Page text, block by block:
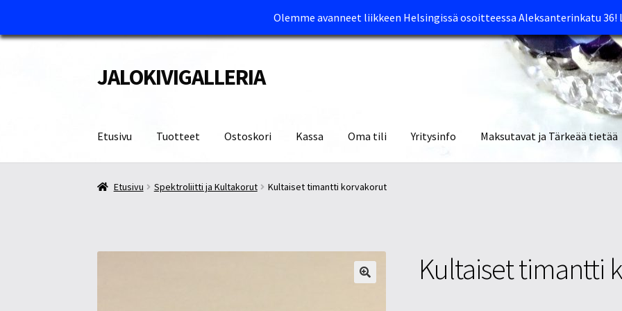
Olemme avanneet liikkeen Helsingissä osoitteessa Aleksanterinkatu 36!
Siirry
navigointiin
Siirry
sisältöön
JALOKIVIGALLERIA
Etusivu Tuotteet Ostoskori Kassa Oma tili Yritysinfo Maksutavat ja Tärkeää tietää
Etusivu Kassa Maksutavat ja Tärkeää tietää Myymälät Oma tili
Etusivu Spektroliitti ja Kultakorut Kultaiset timantti korvakorut
Kultaiset timantti